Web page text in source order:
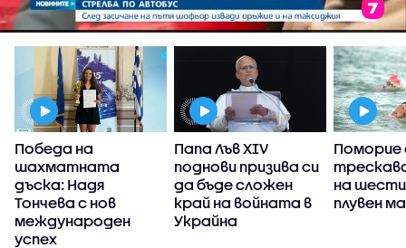
Победа на
шахматната
дъска: Надя
Тончева с нов
международен
успех
Папа Лъв XIV
поднови призива си
да бъде сложен
край на войната в
Украйна
Поморие
на
плувен